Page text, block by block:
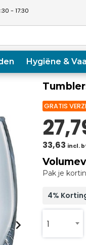
- 17:30
Hygiëne &
GRATIS
33,63 incl.
Pak je
4%
1